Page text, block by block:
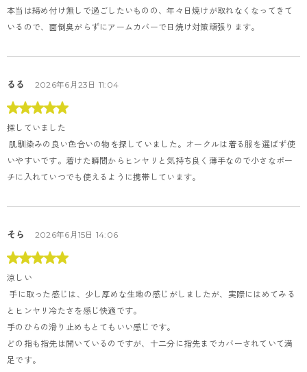
本当は締め付け無しで過ごしたいものの、年々日焼けが取れなくなってきて
いるので、面倒臭がらずにアームカバーで日焼け対策頑張ります。
るる 2026年6月23日 11:04
探していました
いやすいです。着けた瞬間からヒンヤリと気持ち良く薄手なので小さなポー
チに入れていつでも使えるように携帯しています。
そら 2026年6月15日 14:06
涼しい
とヒンヤリ冷たさを感じ快適です。
手のひらの滑り止めもとてもいい感じです。
どの指も指先は開いているのですが、十二分に指先までカバーされていて満
足です。